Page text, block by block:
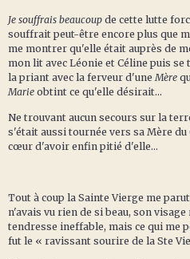
Je souffrais beaucoup de cette lutte
souffrait peut-être encore plus que
me montrer qu'elle était auprès de
mon lit avec Léonie et Céline puis
la priant avec la ferveur d'une Mère
Marie obtint ce qu'elle désirait...
Ne trouvant aucun secours sur la
s'était aussi tournée vers sa Mère
cœur d'avoir enfin pitié d'elle...
Tout à coup la Sainte Vierge me parut
n'avais vu rien de si beau, son
tendresse ineffable, mais ce qui me
fut le « ravissant sourire de la Ste